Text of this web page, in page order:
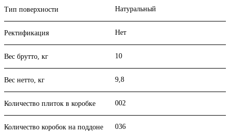
Тип поверхности Натуральный
Ректификация Нет
Вес брутто, кг 10
Вес нетто, кг 9,8
Количество плиток в коробке 002
Количество коробок на поддоне 036